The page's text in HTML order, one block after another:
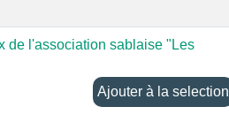
de l'association sablaise "Les
Ajouter à la selection